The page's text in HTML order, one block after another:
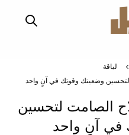
لياقة
وضعيتك وقوتك في آنٍ واحد
الصامت لتحسين
في آنٍ واحد